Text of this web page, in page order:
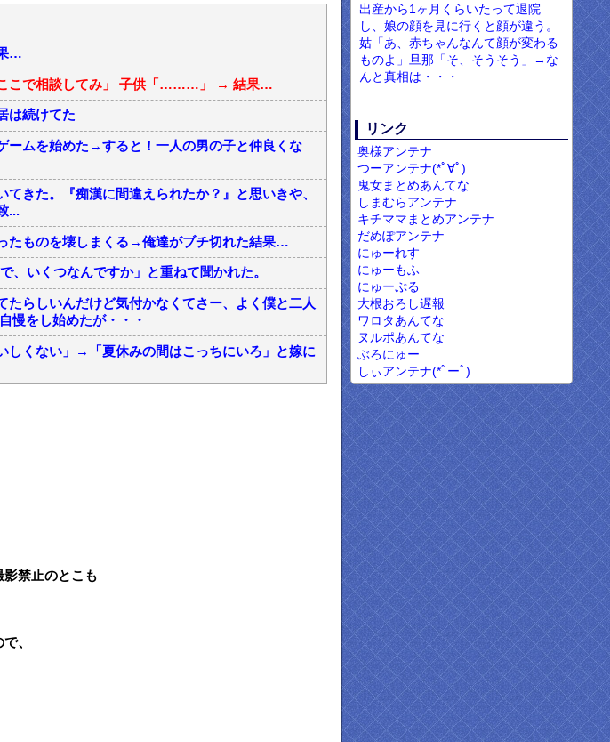
…
ここで相談してみ」 子供「………」 → 結果…
は続けてた
ームを始めた→すると！一人の男の子と仲良くな
きた。『痴漢に間違えられたか？』と思いきや、
...
たものを壊しまくる→俺達がブチ切れた結果…
、いくつなんですか」と重ねて聞かれた。
らしいんだけど気付かなくてさー、よく僕と二人
慢をし始めたが・・・
しくない」→「夏休みの間はこっちにいろ」と嫁に
影禁止のとこも
、
出産から1ヶ月くらいたって退院
し、娘の顔を見に行くと顔が違う。
姑「あ、赤ちゃんなんて顔が変わる
ものよ」旦那「そ、そうそう」→な
んと真相は・・・
リンク
奥様アンテナ
つーアンテナ(*ﾟ∀ﾟ)
鬼女まとめあんてな
しまむらアンテナ
キチママまとめアンテナ
だめぽアンテナ
にゅーれす
にゅーもふ
にゅーぷる
大根おろし遅報
ワロタあんてな
ヌルポあんてな
ぶろにゅー
しぃアンテナ(*ﾟーﾟ)